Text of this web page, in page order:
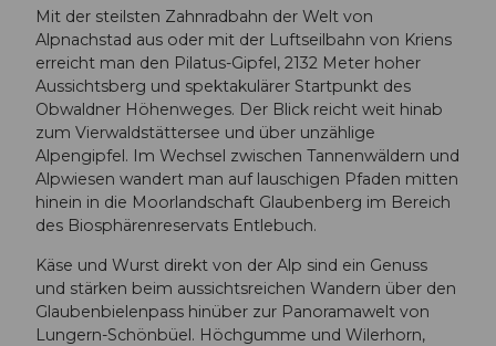
Mit der steilsten Zahnradbahn der Welt von
Alpnachstad aus oder mit der Luftseilbahn von Kriens
erreicht man den Pilatus-Gipfel, 2132 Meter hoher
Aussichtsberg und spektakulärer Startpunkt des
Obwaldner Höhenweges. Der Blick reicht weit hinab
zum Vierwaldstättersee und über unzählige
Alpengipfel. Im Wechsel zwischen Tannenwäldern und
Alpwiesen wandert man auf lauschigen Pfaden mitten
hinein in die Moorlandschaft Glaubenberg im Bereich
des Biosphärenreservats Entlebuch.
Käse und Wurst direkt von der Alp sind ein Genuss
und stärken beim aussichtsreichen Wandern über den
Glaubenbielenpass hinüber zur Panoramawelt von
Lungern-Schönbüel. Höchgumme und Wilerhorn,